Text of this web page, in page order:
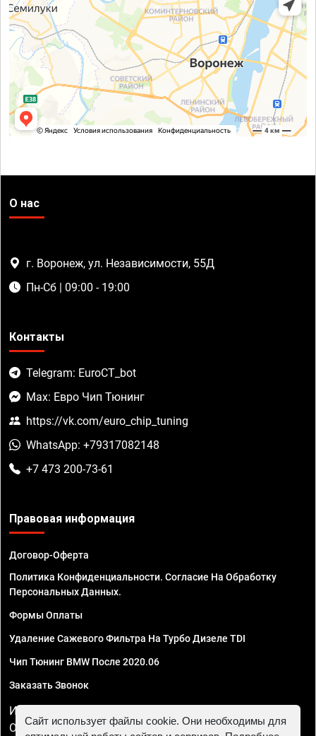
О нас
г. Воронеж, ул. Независимости, 55Д
Пн-Сб | 09:00 - 19:00
Контакты
Telegram: EuroCT_bot
Max: Евро Чип Тюнинг
https://vk.com/euro_chip_tuning
WhatsApp: +79317082148
+7 473 200-73-61
Правовая информация
Договор-Оферта
Политика Конфиденциальности. Согласие На Обработку
Персональных Данных.
Формы Оплаты
Удаление Сажевого Фильтра На Турбо Дизеле TDI
Чип Тюнинг BMW После 2020.06
Заказать Звонок
ИП Смирнов Георгий Павлович. ИНН 781302555843,
ОГРНИП 324470400032610
Сайт использует файлы cookie. Они необходимы для